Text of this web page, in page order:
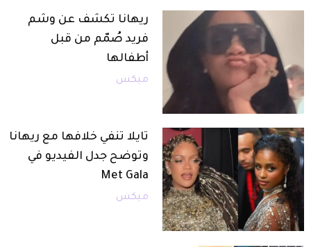
ريهانا تكشف عن وشم
فريد صُمّم من قبل
أطفالها
ميكس
تايلا تنفي خلافها مع ريهانا
وتوضح جدل الفيديو في
Met Gala
ميكس